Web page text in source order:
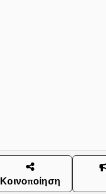
Κοινοποίηση